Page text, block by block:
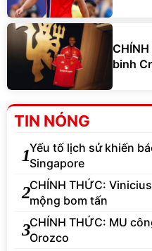
binh
TIN NÓNG
1Yếu tố lịch sử khiến
Singapore
2CHÍNH THỨC:
mộng bom tấn
3CHÍNH THỨC: MU
Orozco